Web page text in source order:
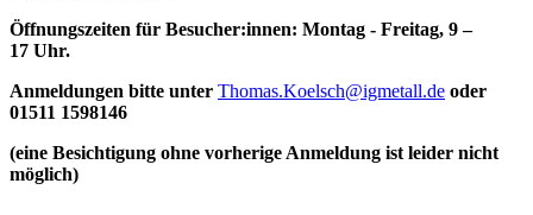
Öff­nungs­zei­ten für Besucher:innen: Mon­tag - Frei­tag, 9 –
17 Uhr.
An­mel­dun­gen bit­te un­ter Thomas.​Koelsch@​igmetall.​de oder
01511 1598146
(ei­ne Be­sich­ti­gung oh­ne vor­he­ri­ge An­mel­dung ist lei­der nicht
möglich)